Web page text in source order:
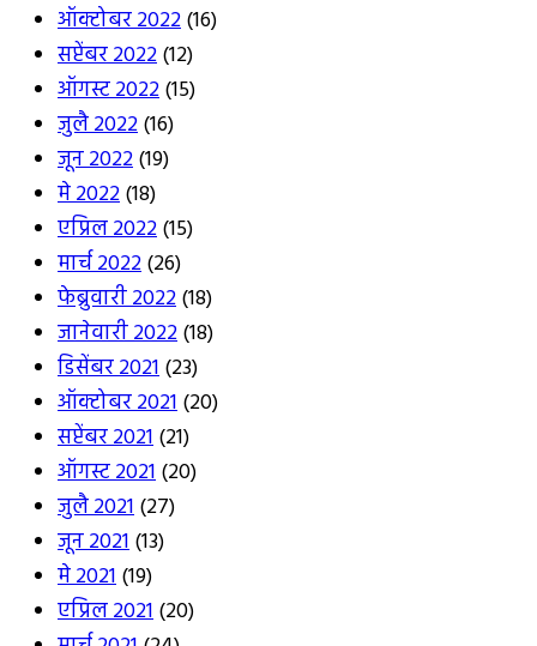
ऑक्टोबर 2022(16)
सप्टेंबर 2022(12)
ऑगस्ट 2022(15)
जुलै 2022(16)
जून 2022(19)
मे 2022(18)
एप्रिल 2022(15)
मार्च 2022(26)
फेब्रुवारी 2022(18)
जानेवारी 2022(18)
डिसेंबर 2021(23)
ऑक्टोबर 2021(20)
सप्टेंबर 2021(21)
ऑगस्ट 2021(20)
जुलै 2021(27)
जून 2021(13)
मे 2021(19)
एप्रिल 2021(20)